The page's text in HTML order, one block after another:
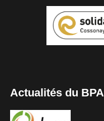
Actualités du BPA